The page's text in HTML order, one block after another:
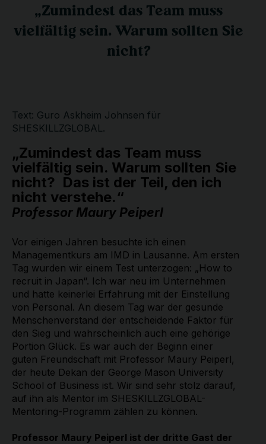
„Zumindest das Team muss
vielfältig sein. Warum sollten Sie
nicht?
Text: Guro Askheim Johnsen für
SHESKILLZGLOBAL.
„Zumindest das Team muss
vielfältig sein. Warum sollten Sie
nicht? Das ist der Teil, den ich
nicht verstehe.“
Professor Maury Peiperl
Vor einigen Jahren besuchte ich einen
Managementkurs am IMD in Lausanne. Am ersten
Tag wurden wir einem Test unterzogen: „How to
recruit in Japan“. Ich war neu im Unternehmen
und hatte keinerlei Erfahrung mit der Einstellung
von Personal. An diesem Tag war der gesunde
Menschenverstand der entscheidende Faktor für
den Sieg und wahrscheinlich auch eine gehörige
Portion Glück. Es war auch der Beginn einer
guten Freundschaft mit Professor Maury Peiperl,
der heute Dekan der George Mason University
School of Business ist. Wir sind sehr stolz darauf,
auf ihn als Mentor im SHESKILLZGLOBAL-
Mentoring-Programm zählen zu können.
Professor Maury Peiperl ist der dritte Gast der